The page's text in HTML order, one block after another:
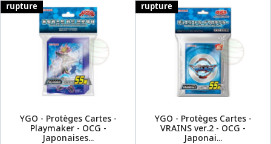
rupture
YGO - Protèges Cartes -
Playmaker - OCG -
Japonaises...
rupture
YGO - Protèges Cartes -
VRAINS ver.2 - OCG -
Japonai...